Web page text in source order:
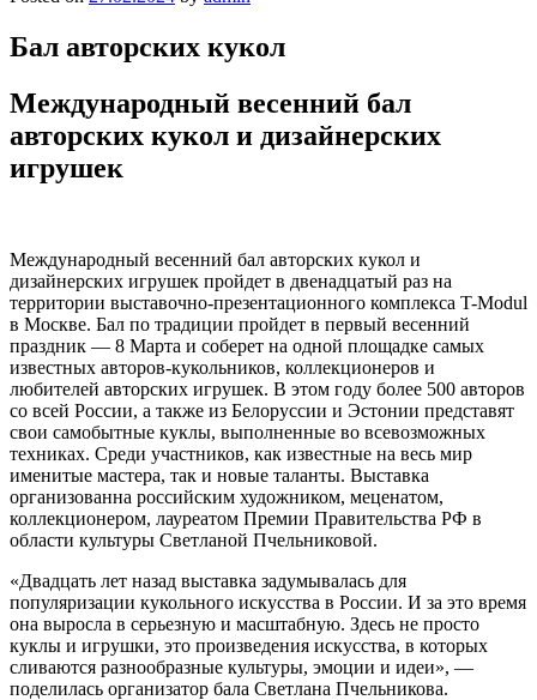
Бал авторских кукол
Международный весенний бал
авторских кукол и дизайнерских
игрушек
Международный весенний бал авторских кукол и
дизайнерских игрушек пройдет в двенадцатый раз на
территории выставочно-презентационного комплекса T-Modul
в Москве. Бал по традиции пройдет в первый весенний
праздник — 8 Марта и соберет на одной площадке самых
известных авторов-кукольников, коллекционеров и
любителей авторских игрушек. В этом году более 500 авторов
со всей России, а также из Белоруссии и Эстонии представят
свои самобытные куклы, выполненные во всевозможных
техниках. Среди участников, как известные на весь мир
именитые мастера, так и новые таланты. Выставка
организованна российским художником, меценатом,
коллекционером, лауреатом Премии Правительства РФ в
области культуры Светланой Пчельниковой.
«Двадцать лет назад выставка задумывалась для
популяризации кукольного искусства в России. И за это время
она выросла в серьезную и масштабную. Здесь не просто
куклы и игрушки, это произведения искусства, в которых
сливаются разнообразные культуры, эмоции и идеи», —
поделилась организатор бала Светлана Пчельникова.